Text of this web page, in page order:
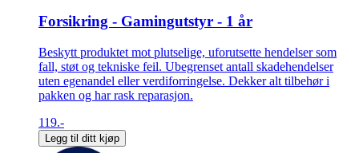
Forsikring - Gamingutstyr - 1 år
Beskytt produktet mot plutselige, uforutsette hendelser som
fall, støt og tekniske feil. Ubegrenset antall skadehendelser
uten egenandel eller verdiforringelse. Dekker alt tilbehør i
pakken og har rask reparasjon.
119.-
Legg til ditt kjøp